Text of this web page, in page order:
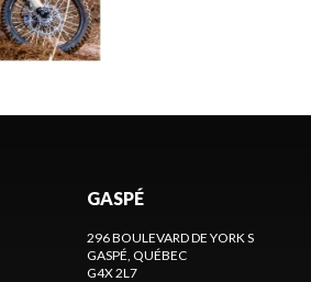
GASPÉ
296 BOULEVARD DE YORK S
GASPÉ, QUÉBEC
G4X 2L7